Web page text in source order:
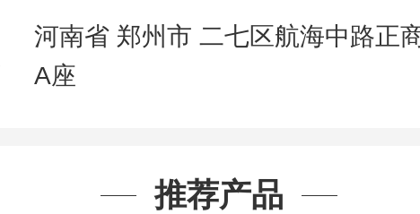
河南省 郑州市 二七区航海中路正
A座
推荐产品